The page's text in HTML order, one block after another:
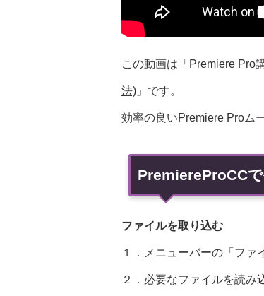
この動画は「 Premiere Pro
法) 」です。
効率の良いPremiere Proム
PremiereProCC
ファイルを取り込む
１．メニューバーの「ファ
２．必要なファイルを読み